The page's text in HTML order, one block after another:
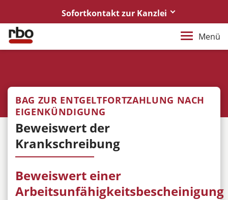
Sofortkontakt zur Kanzlei
0441/921730
Rufen Sie uns an
notar@rbo-rechtsanwaelte.de
Bitte Anhänge als PDF
Rechtsanwälte
Menü
BAG ZUR ENTGELTFORTZAHLUNG NACH
EIGENKÜNDIGUNG
Beweiswert der
Krankschreibung
Beweiswert einer
Arbeitsunfähigkeitsbescheinigung